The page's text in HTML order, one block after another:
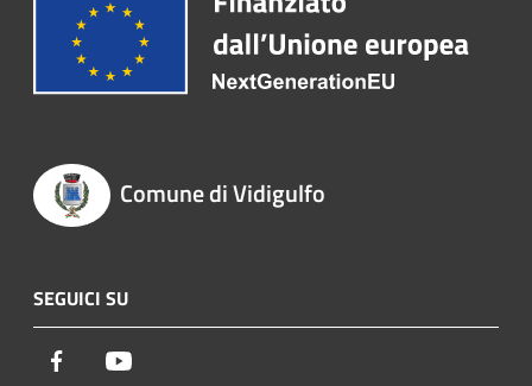
Comune di Vidigulfo
SEGUICI SU
Facebook